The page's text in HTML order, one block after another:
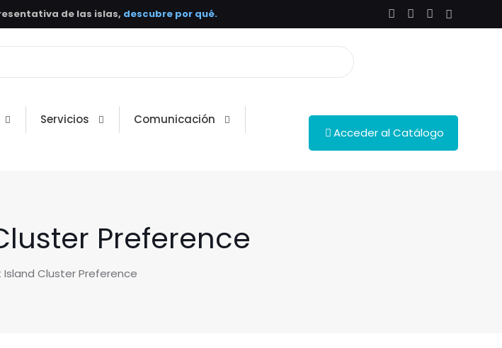
de las islas, descubre por qué.
Servicios
Comunicación
Acceder al Catálogo
Preference
Island Cluster Preference